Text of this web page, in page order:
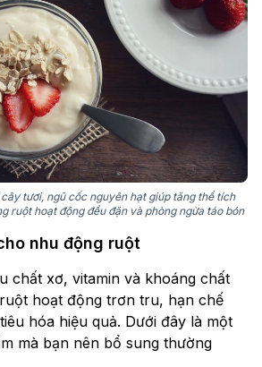
tươi, ngũ cốc nguyên hạt giúp tăng thể tích
ruột hoạt động đều đặn và phòng ngừa táo bón
nhu động ruột
chất xơ, vitamin và khoáng chất
hoạt động trơn tru, hạn chế
hóa hiệu quả. Dưới đây là một
mà bạn nên bổ sung thường